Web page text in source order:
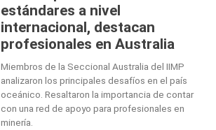
estándares a nivel
internacional, destacan
profesionales en Australia
Miembros de la Seccional Australia del IIMP
analizaron los principales desafíos en el país
oceánico. Resaltaron la importancia de contar
con una red de apoyo para profesionales en
minería.